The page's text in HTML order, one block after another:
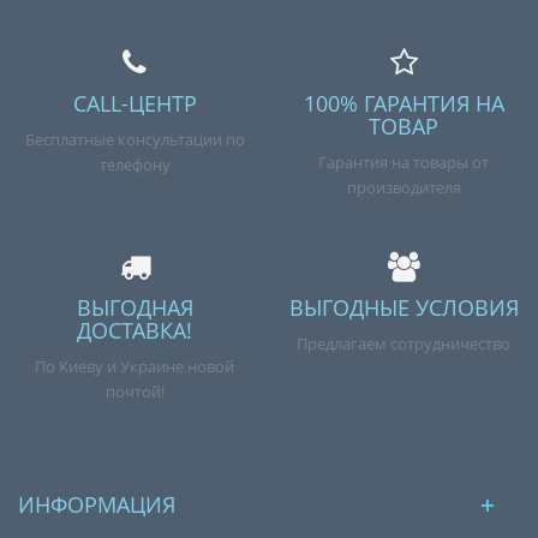
CALL-ЦЕНТР
Бесплатные консультации по
телефону
100% ГАРАНТИЯ НА
ТОВАР
Гарантия на товары от
производителя
ВЫГОДНАЯ
ДОСТАВКА!
По Киеву и Украине новой
почтой!
ВЫГОДНЫЕ УСЛОВИЯ
Предлагаем сотрудничество
ИНФОРМАЦИЯ